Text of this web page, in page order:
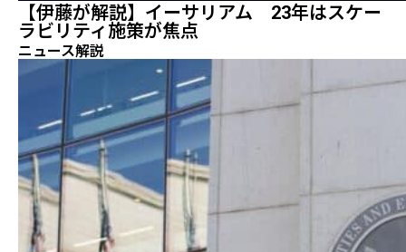
【伊藤が解説】イーサリアム 23年はスケー
ラビリティ施策が焦点
ニュース解説